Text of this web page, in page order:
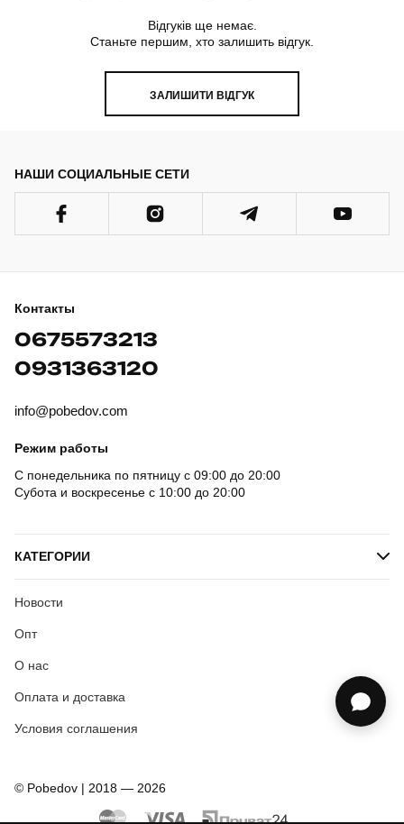
Відгуків ще немає.
Станьте першим, хто залишить відгук.
ЗАЛИШИТИ ВІДГУК
НАШИ СОЦИАЛЬНЫЕ СЕТИ
Контакты
0675573213
0931363120
info@pobedov.com
Режим работы
С понедельника по пятницу с 09:00 до 20:00
Субота и воскресенье с 10:00 до 20:00
КАТЕГОРИИ
Новости
Опт
О нас
Оплата и доставка
Условия соглашения
© Pobedov | 2018 — 2026